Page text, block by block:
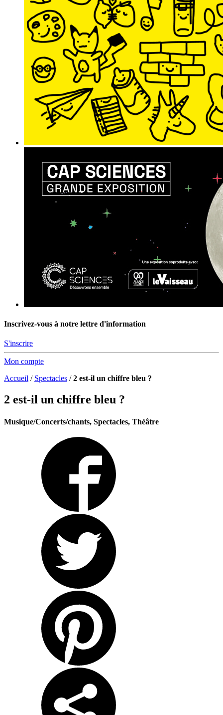
Inscrivez-vous à notre lettre d'information
S'inscrire
Mon compte
Accueil / Spectacles /2 est-il un chiffre bleu ?
2 est-il un chiffre bleu ?
Musique/Concerts/chants, Spectacles, Théâtre